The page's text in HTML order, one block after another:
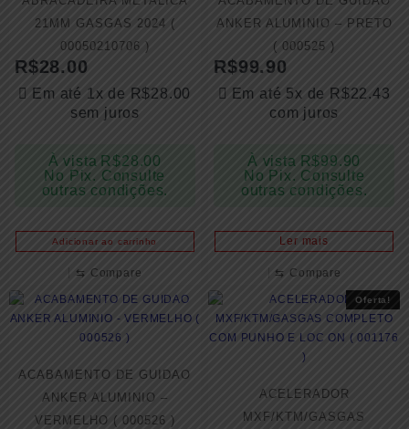
21MM GASGAS 2024 (
00050210706 )
R$28.00
Em até 1x de R$28.00
sem juros
À vista R$28.00
No Pix. Consulte
outras condições.
Adicionar ao carrinho
⇆ Compare
ANKER ALUMINIO – PRETO
( 000525 )
R$99.90
Em até 5x de R$22.43
com juros
À vista R$99.90
No Pix. Consulte
outras condições.
Ler mais
⇆ Compare
ACABAMENTO DE GUIDAO
ANKER ALUMINIO –
VERMELHO ( 000526 )
Oferta!
ACELERADOR
MXF/KTM/GASGAS